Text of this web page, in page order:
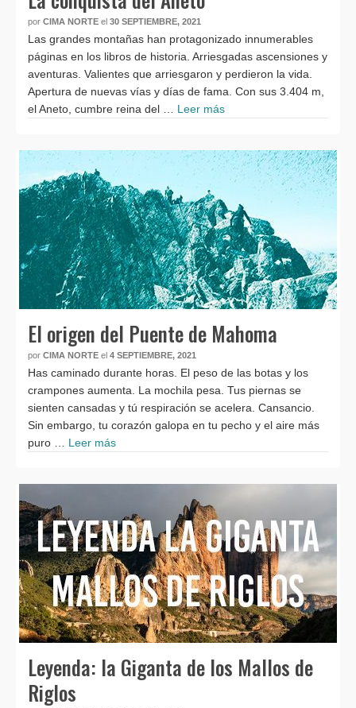
por CIMA NORTE el 30 SEPTIEMBRE, 2021
Las grandes montañas han protagonizado innumerables
páginas en los libros de historia. Arriesgadas ascensiones y
aventuras. Valientes que arriesgaron y perdieron la vida.
Apertura de nuevas vías y días de fama. Con sus 3.404 m,
el Aneto, cumbre reina del … Leer más
El origen del Puente de Mahoma
por CIMA NORTE el 4 SEPTIEMBRE, 2021
Has caminado durante horas. El peso de las botas y los
crampones aumenta. La mochila pesa. Tus piernas se
sienten cansadas y tú respiración se acelera. Cansancio.
Sin embargo, tu corazón galopa en tu pecho y el aire más
puro … Leer más
Leyenda: la Giganta de los Mallos de
Riglos